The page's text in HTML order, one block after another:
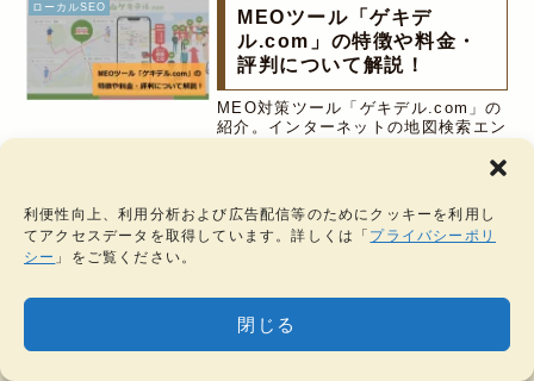
利便性向上、利用分析および広告配信等のためにクッキーを利用し
てアクセスデータを取得しています。詳しくは「 プライバシーポリ
シー 」をご覧ください。
閉じる
ローカルSEO
MEOツール「ゲキデ
ル.com」の特徴や料金・
評判について解説！
MEO対策ツール「ゲキデル.com」の
紹介。インターネットの地図検索エン
るメリットがあります。
ローカルSEO
Googleマイビジネスを活用した、ロ